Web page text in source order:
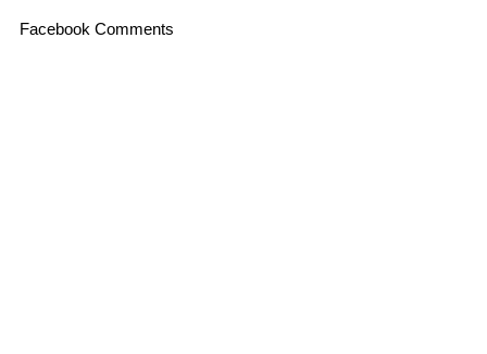
Facebook Comments